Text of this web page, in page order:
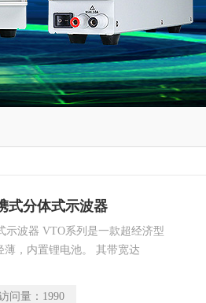
式分体式示波器
示波器 VTO系列是一款超经济型
，内置锂电池。 其带宽达
电脑等)。人性化的UI设计、丰
问量： 1990